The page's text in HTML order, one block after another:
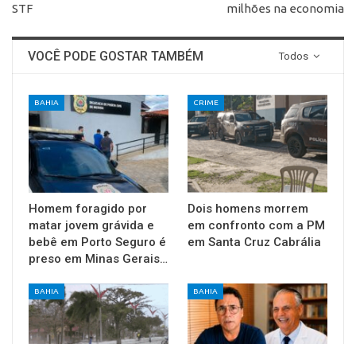
STF
milhões na economia
Todos
VOCÊ PODE GOSTAR TAMBÉM
BAHIA
Homem foragido por
matar jovem grávida e
bebê em Porto Seguro é
preso em Minas Gerais…
CRIME
Dois homens morrem
em confronto com a PM
em Santa Cruz Cabrália
BAHIA BAHIA